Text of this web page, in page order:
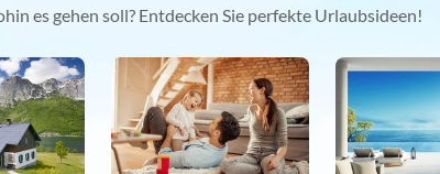
es gehen soll? Entdecken Sie perfekte Urlaubsideen!